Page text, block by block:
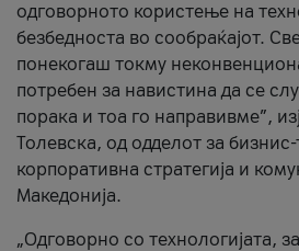
одговорното користење на
безбедноста во сообраќајот.
понекогаш токму
потребен за навистина да се
порака и тоа го направивме”,
Толевска, од одделот за
корпоративна стратегија и
Македонија.
„Одговорно со технологијата,